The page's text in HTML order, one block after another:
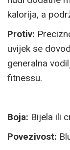
kalorija, a
Protiv:
uvijek se
generalna
fitnessu.
Boja: Bijela ili
Povezivost: